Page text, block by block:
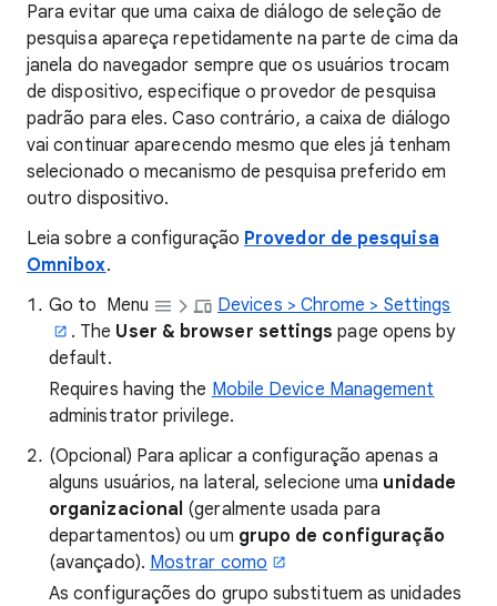
Para evitar que uma caixa de diálogo de seleção de
pesquisa apareça repetidamente na parte de cima da
janela do navegador sempre que os usuários trocam
de dispositivo, especifique o provedor de pesquisa
padrão para eles. Caso contrário, a caixa de diálogo
vai continuar aparecendo mesmo que eles já tenham
selecionado o mecanismo de pesquisa preferido em
outro dispositivo.
Leia sobre a configuração Provedor de pesquisa
Omnibox.
Go to Menu
Devices > Chrome > Settings
. The User & browser settings page opens by
default.
Requires having the Mobile Device Management
administrator privilege.
(Opcional) Para aplicar a configuração apenas a
alguns usuários, na lateral, selecione uma unidade
organizacional (geralmente usada para
departamentos) ou um grupo de configuração
(avançado). Mostrar como
As configurações do grupo substituem as unidades